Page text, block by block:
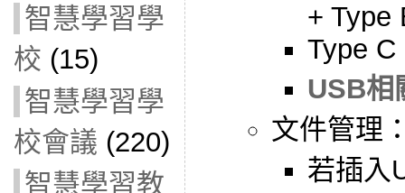
智慧學習學
校 (15)
智慧學習學
校會議 (220)
智慧學習教
+ Type
Type C
USB相
文件管理
若插入